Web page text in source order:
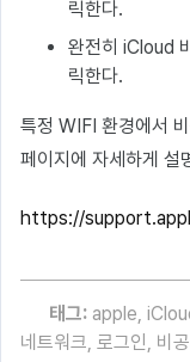
릭한다.
완전히 iCloud
릭한다.
특정 WIFI 환경에서
페이지에 자세하게 설
https://
태그: apple,
네트워크, 로그인, 비